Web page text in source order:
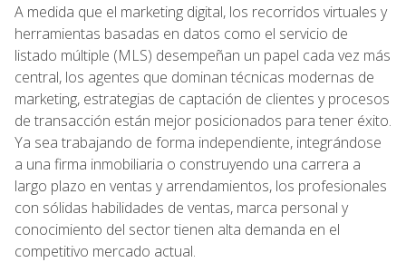
A medida que el marketing digital, los recorridos virtuales y
herramientas basadas en datos como el servicio de
listado múltiple (MLS) desempeñan un papel cada vez más
central, los agentes que dominan técnicas modernas de
marketing, estrategias de captación de clientes y procesos
de transacción están mejor posicionados para tener éxito.
Ya sea trabajando de forma independiente, integrándose
a una firma inmobiliaria o construyendo una carrera a
largo plazo en ventas y arrendamientos, los profesionales
con sólidas habilidades de ventas, marca personal y
conocimiento del sector tienen alta demanda en el
competitivo mercado actual.